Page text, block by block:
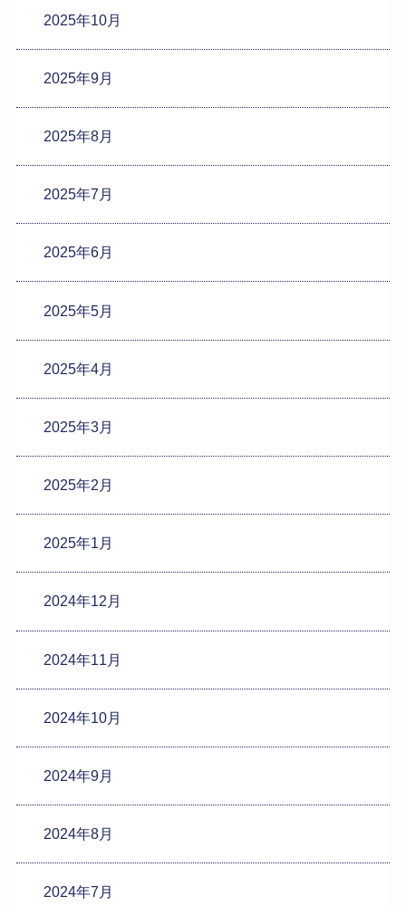
2025年10月
2025年9月
2025年8月
2025年7月
2025年6月
2025年5月
2025年4月
2025年3月
2025年2月
2025年1月
2024年12月
2024年11月
2024年10月
2024年9月
2024年8月
2024年7月